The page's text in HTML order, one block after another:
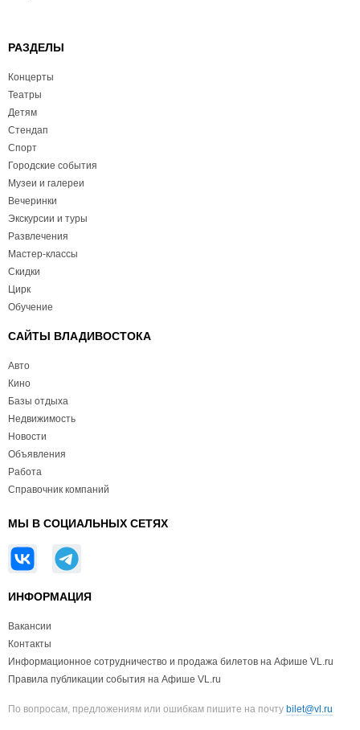
РАЗДЕЛЫ
Концерты
Театры
Детям
Стендап
Спорт
Городские события
Музеи и галереи
Вечеринки
Экскурсии и туры
Развлечения
Мастер-классы
Скидки
Цирк
Обучение
САЙТЫ ВЛАДИВОСТОКА
Авто
Кино
Базы отдыха
Недвижимость
Новости
Объявления
Работа
Справочник компаний
МЫ В СОЦИАЛЬНЫХ СЕТЯХ
ИНФОРМАЦИЯ
Вакансии
Контакты
Информационное сотрудничество и продажа билетов на Афише VL.ru
Правила публикации события на Афише VL.ru
По вопросам, предложениям или ошибкам пишите на почту bilet@vl.ru